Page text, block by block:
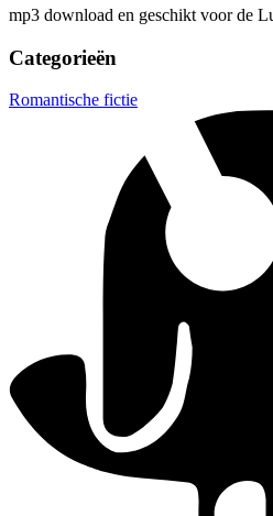
mp3 download en geschikt voor de
Categorieën
Romantische fictie